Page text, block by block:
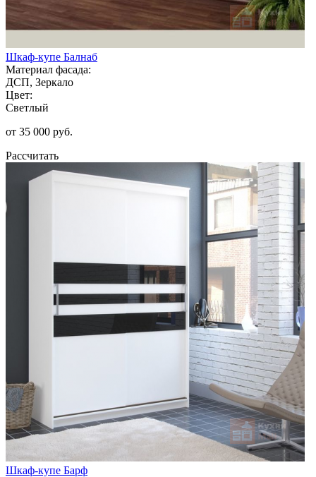
Шкаф-купе Балнаб
Материал фасада:
ДСП, Зеркало
Цвет:
Светлый
от 35 000 руб.
Рассчитать
Шкаф-купе Барф